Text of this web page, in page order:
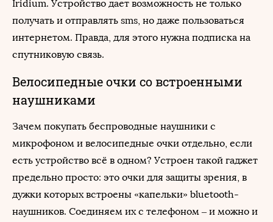
Iridium. Устройство дает возможность не только
получать и отправлять sms, но даже пользоваться
интернетом. Правда, для этого нужна подписка на
спутниковую связь.
Велосипедные очки со встроенными
наушниками
Зачем покупать беспроводные наушники с
микрофоном и велосипедные очки отдельно, если
есть устройство всё в одном? Устроен такой гаджет
предельно просто: это очки для защиты зрения, в
дужки которых встроены «капельки» bluetooth-
наушников. Соединяем их с телефоном – и можно и